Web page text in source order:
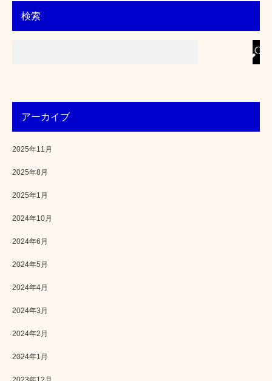
検索
アーカイブ
2025年11月
2025年8月
2025年1月
2024年10月
2024年6月
2024年5月
2024年4月
2024年3月
2024年2月
2024年1月